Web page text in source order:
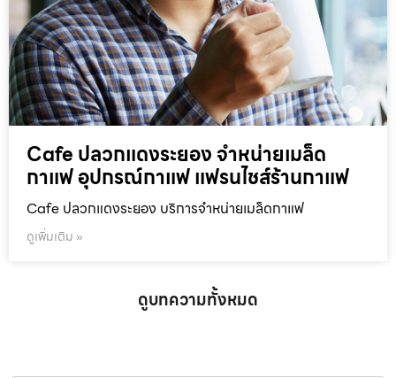
Cafe ปลวกแดงระยอง จำหน่ายเมล็ด
กาแฟ อุปกรณ์กาแฟ แฟรนไชส์ร้านกาแฟ
Cafe ปลวกแดงระยอง บริการจำหน่ายเมล็ดกาแฟ
ดูเพิ่มเติม »
ดูบทความทั้งหมด